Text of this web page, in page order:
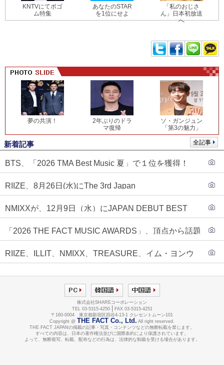
KNTVにてボゴ
ム特集
あなたのSTAR
を1位にせよ
「私のおじさ
ん」日本初放送
へ
夢の共演！
2年ぶりのドラ
マ復帰
ソ・ガンジュン
「第3の魅力」
全記事
新着記事
BTS、「2026 TMA Best Music 夏」で１位を獲得！
RIIZE、8月26日(水)にThe 3rd Japan
NMIXXが、12月9日（水）にJAPAN DEBUT BEST
もスタート！！
「2026 THE FACT MUSIC AWARDS」、頂点から話題
RIIZE、ILLIT、NMIXX、TREASURE、イム・ヨンウ
インナップに合流！
株式会社SHAREコーポレーション
TEL 03-5315-4250
FAX 03-5315-4251
〒160-0004 東京都新宿区四谷4-13-1 クレセントムーン101
Copyright @ THE FACT Co., Ltd. All right reserved.
THE FACT JAPANの掲載の記事・写真・コンテンツなどの無断転載を禁じます。
すべての内容は、日本の著作権法並びに国際条約により保護されています。
よって、無断複写、転載、配布などの行為は、法律的な制裁を受ける場合があります。